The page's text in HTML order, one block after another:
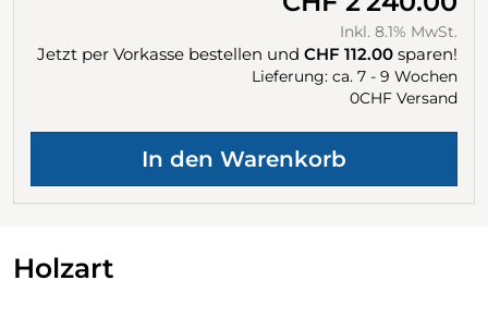
Inkl. 8.1% MwSt.
Jetzt per Vorkasse bestellen und CHF 112.00 sparen!
Lieferung: ca. 7 - 9 Wochen
0CHF Versand
Holzart